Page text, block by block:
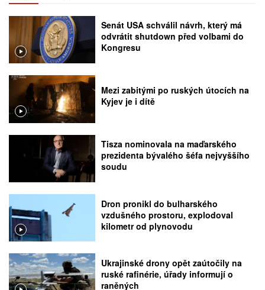
Senát USA schválil návrh, který má
odvrátit shutdown před volbami do
Kongresu
Mezi zabitými po ruských útocích na
Kyjev je i dítě
Tisza nominovala na maďarského
prezidenta bývalého šéfa nejvyššího
soudu
Dron pronikl do bulharského
vzdušného prostoru, explodoval
kilometr od plynovodu
Ukrajinské drony opět zaútočily na
ruské rafinérie, úřady informují o
raněných